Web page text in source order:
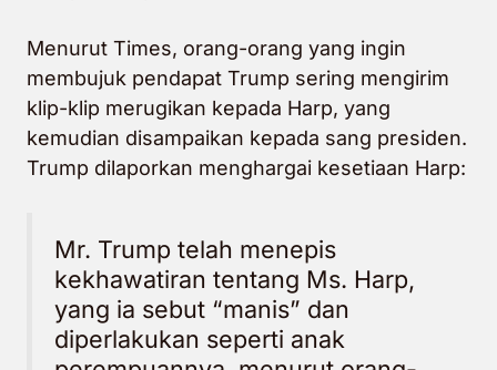
Menurut Times, orang-orang yang ingin
membujuk pendapat Trump sering mengirim
klip-klip merugikan kepada Harp, yang
kemudian disampaikan kepada sang presiden.
Trump dilaporkan menghargai kesetiaan Harp:
Mr. Trump telah menepis
kekhawatiran tentang Ms. Harp,
yang ia sebut “manis” dan
diperlakukan seperti anak